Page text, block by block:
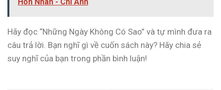
Hãy đọc “Những Ngày Không Có Sao” và tự mình đưa ra
câu trả lời. Bạn nghĩ gì về cuốn sách này? Hãy chia sẻ
suy nghĩ của bạn trong phần bình luận!